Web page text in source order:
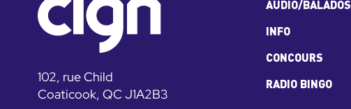
102, rue Child
Coaticook, QC J1A2B3
AUDIO/BALADOS
INFO
CONCOURS
RADIO BINGO